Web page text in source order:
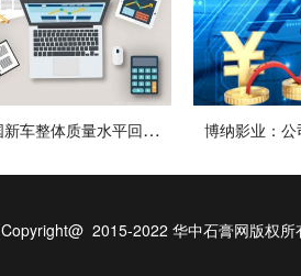
中国新车整体质量水平回升，混动车型较纯燃油车型质量表现更佳
Copyright@ 2015-2022 华中石膏网版权所